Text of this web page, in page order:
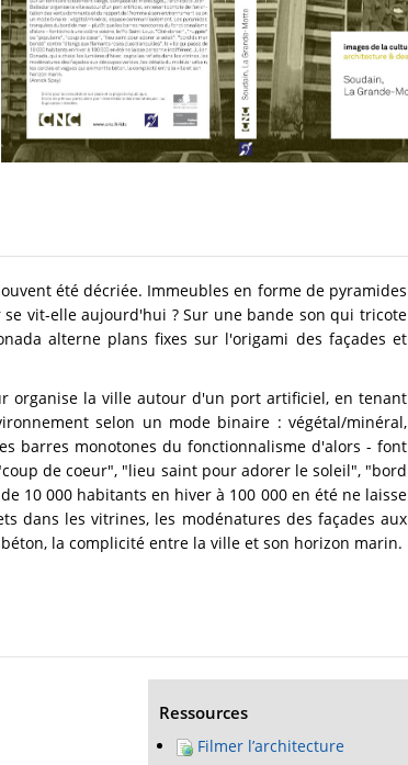
été décriée. Immeubles en forme de pyramides
vit-elle aujourd'hui ? Sur une bande son qui tricote
alterne plans fixes sur l'origami des façades et
organise la ville autour d'un port artificiel, en tenant
selon un mode binaire : végétal/minéral,
barres monotones du fonctionnalisme d'alors - font
de coeur", "lieu saint pour adorer le soleil", "bord
10 000 habitants en hiver à 100 000 en été ne laisse
dans les vitrines, les modénatures des façades aux
la complicité entre la ville et son horizon marin.
Ressources
Filmer l’architecture